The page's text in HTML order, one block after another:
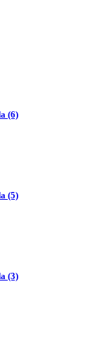
(6)
(5)
(3)